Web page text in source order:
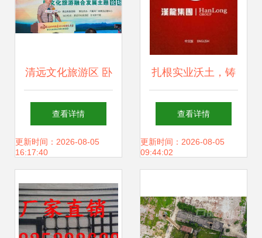
清远文化旅游区 卧
龙新天地助力清远
旅游创新发展
查看详情
更新时间：2026-08-05
16:17:40
扎根实业沃土，铸
就川企脊梁——四
川汉龙集团投资兴
践
查看详情
更新时间：2026-08-05
09:44:02